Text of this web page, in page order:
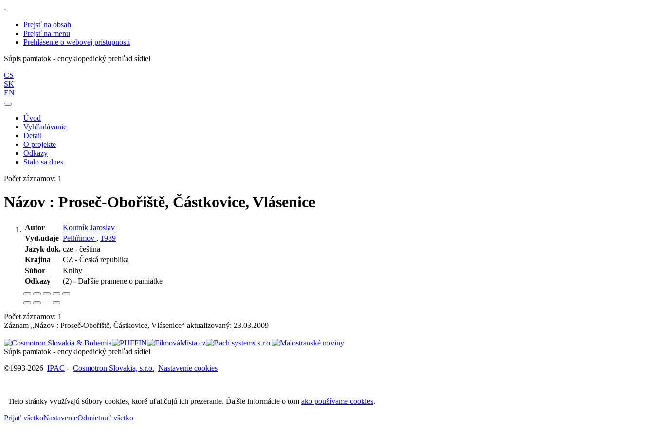
-
Prejsť na obsah
Prejsť na menu
Prehlásenie o webovej prístupnosti
Súpis pamiatok - encyklopedický prehľad sídiel
CS
SK
EN
Úvod
Vyhľadávanie
Detail
O projekte
Odkazy
Stalo sa dnes
Počet záznamov: 1
Názov : Proseč-Obořiště, Částkovice, Vlásenice
Autor
Koutník Jaroslav
Vyd.údaje Pelhřimov , 1989
Jazyk dok. cze - čeština
Krajina
CZ - Česká republika
Súbor
Knihy
Odkazy
(2) - Daľšie pramene o pamiatke
Počet záznamov: 1
Záznam „Názov : Proseč-Obořiště, Částkovice, Vlásenice“ aktualizovaný: 23.03.2009
Súpis pamiatok - encyklopedický prehľad sídiel
©1993-2026 IPAC - Cosmotron Slovakia, s.r.o. Nastavenie cookies
Tieto stránky využívajú súbory cookies, ktoré uľahčujú ich prezeranie. Ďalšie informácie o tom ako používame cookies.
Prijať všetkoNastavenieOdmietnuť všetko